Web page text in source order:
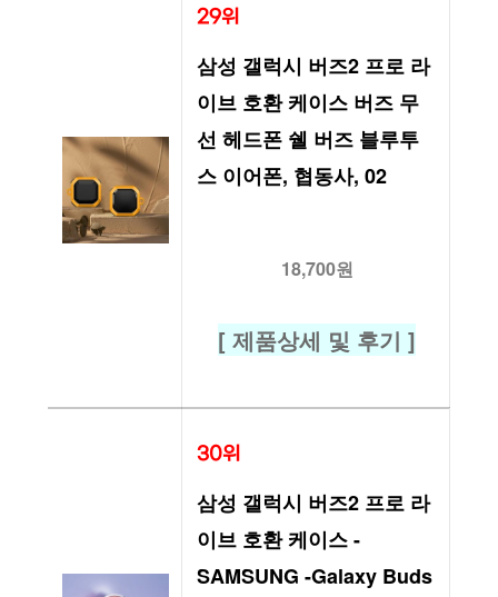
29위
삼성 갤럭시 버즈2 프로 라
이브 호환 케이스 버즈 무
선 헤드폰 쉘 버즈 블루투
스 이어폰, 협동사, 02
18,700원
[ 제품상세 및 후기 ]
30위
삼성 갤럭시 버즈2 프로 라
이브 호환 케이스 -
SAMSUNG -Galaxy Buds